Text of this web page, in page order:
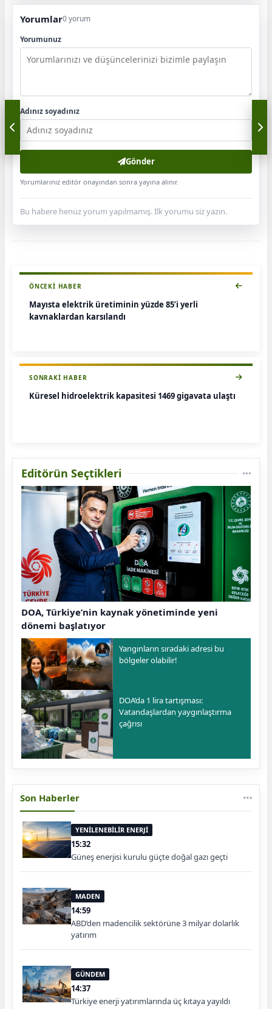
Yorumlar0 yorum
Yorumunuz
Adınız soyadınız
Gönder
Yorumlarınız editör onayından sonra yayına alınır.
Bu habere henüz yorum yapılmamış. İlk yorumu siz yazın.
ÖNCEKI HABER
Mayısta elektrik üretiminin yüzde 85’i yerli
kaynaklardan karşılandı
SONRAKI HABER
Küresel hidroelektrik kapasitesi 1469 gigavata ulaştı
Editörün Seçtikleri
DOA, Türkiye’nin kaynak yönetiminde yeni
dönemi başlatıyor
Yangınların sıradaki adresi bu
bölgeler olabilir!
DOA’da 1 lira tartışması:
Vatandaşlardan yaygınlaştırma
çağrısı
Son Haberler
YENİLENEBİLİR ENERJİ
15:32
Güneş enerjisi kurulu güçte doğal gazı geçti
MADEN
14:59
ABD’den madencilik sektörüne 3 milyar dolarlık
yatırım
GÜNDEM
14:37
Türkiye enerji yatırımlarında üç kıtaya yayıldı